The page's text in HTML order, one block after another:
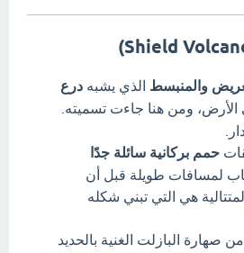
والمنبسط الذي يشبه درع
ومن هنا جاءت تسميته.
حمم بركانية سائلة جدًا
لمسافات طويلة قبل أن
هي التي تبني شكله
صهارة البازلت الغنية بالحديد